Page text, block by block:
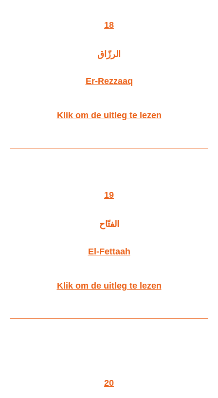
18
الرزّاق
Er-Rezzaaq
Klik om de uitleg te lezen
19
الفتّاح
El-Fettaah
Klik om de uitleg te lezen
20